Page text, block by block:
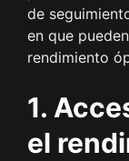
de
en que
rendimiento
1.
el